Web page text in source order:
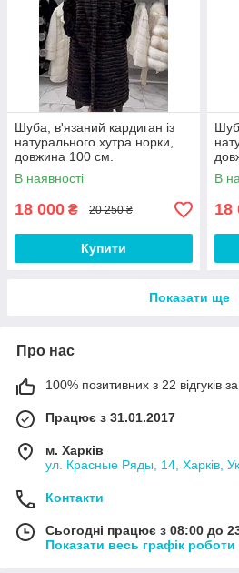
Шуба, в'язаний кардиган із
натурального хутра норки,
довжина 100 см.
В наявності
18 000 ₴ 20 250 ₴
Купити
В
18
Показати ще
Про нас
100% позитивних з 22 відгуків за
Працює з 31.01.2017
м. Харків
ул. Красные Ряды, 14, Харків,
Контакти
Сьогодні працює з 08:00 до
Показати весь графік роботи